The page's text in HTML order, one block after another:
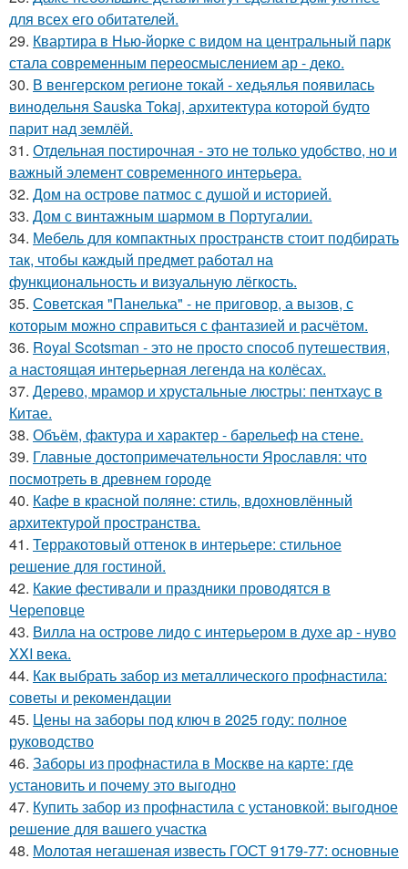
для всех его обитателей.
29. Квартира в Нью-йорке с видом на центральный парк
стала современным переосмыслением ар - деко.
30. В венгерском регионе токай - хедьялья появилась
винодельня Sauska Tokaj, архитектура которой будто
парит над землёй.
31. Отдельная постирочная - это не только удобство, но и
важный элемент современного интерьера.
32. Дом на острове патмос с душой и историей.
33. Дом с винтажным шармом в Португалии.
34. Мебель для компактных пространств стоит подбирать
так, чтобы каждый предмет работал на
функциональность и визуальную лёгкость.
35. Советская "Панелька" - не приговор, а вызов, с
которым можно справиться с фантазией и расчётом.
36. Royal Scotsman - это не просто способ путешествия,
а настоящая интерьерная легенда на колёсах.
37. Дерево, мрамор и хрустальные люстры: пентхаус в
Китае.
38. Объём, фактура и характер - барельеф на стене.
39. Главные достопримечательности Ярославля: что
посмотреть в древнем городе
40. Кафе в красной поляне: стиль, вдохновлённый
архитектурой пространства.
41. Терракотовый оттенок в интерьере: стильное
решение для гостиной.
42. Какие фестивали и праздники проводятся в
Череповце
43. Вилла на острове лидо с интерьером в духе ар - нуво
XXI века.
44. Как выбрать забор из металлического профнастила:
советы и рекомендации
45. Цены на заборы под ключ в 2025 году: полное
руководство
46. Заборы из профнастила в Москве на карте: где
установить и почему это выгодно
47. Купить забор из профнастила с установкой: выгодное
решение для вашего участка
48. Молотая негашеная известь ГОСТ 9179-77: основные